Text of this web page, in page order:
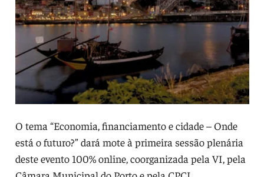
O tema “Economia, financiamento e cidade – Onde
está o futuro?” dará mote à primeira sessão plenária
deste evento 100% online, coorganizada pela VI, pela